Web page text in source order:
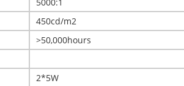
450cd/m2
>50,000hours
2*5W